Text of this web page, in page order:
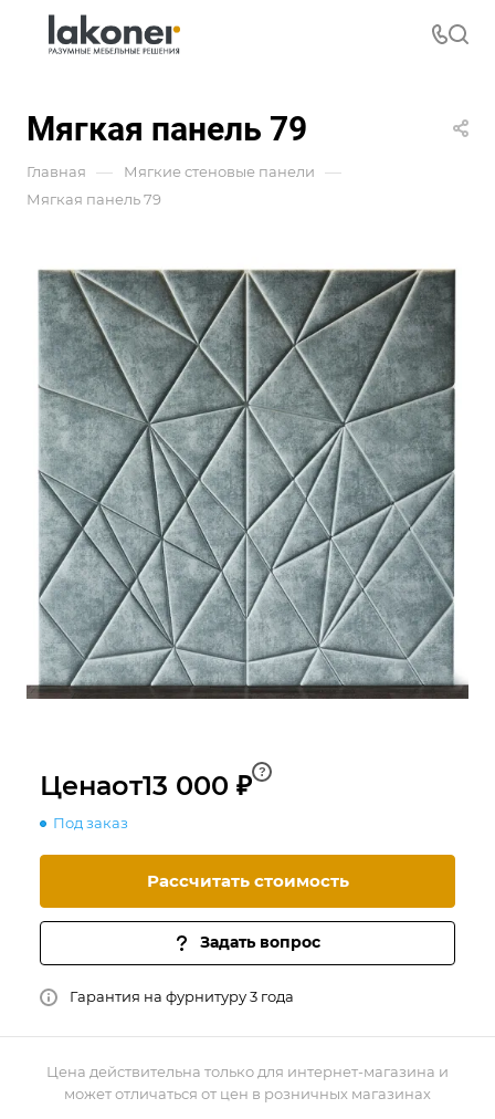
Мягкая панель 79
Главная — Мягкие стеновые панели —
Мягкая панель 79
Цена действительна только для интернет-магазина и
может отличаться от цен в розничных магазинах
Ценаот13 000 ₽ ?
Под заказ
Рассчитать стоимость
Задать вопрос
Гарантия на фурнитуру 3 года